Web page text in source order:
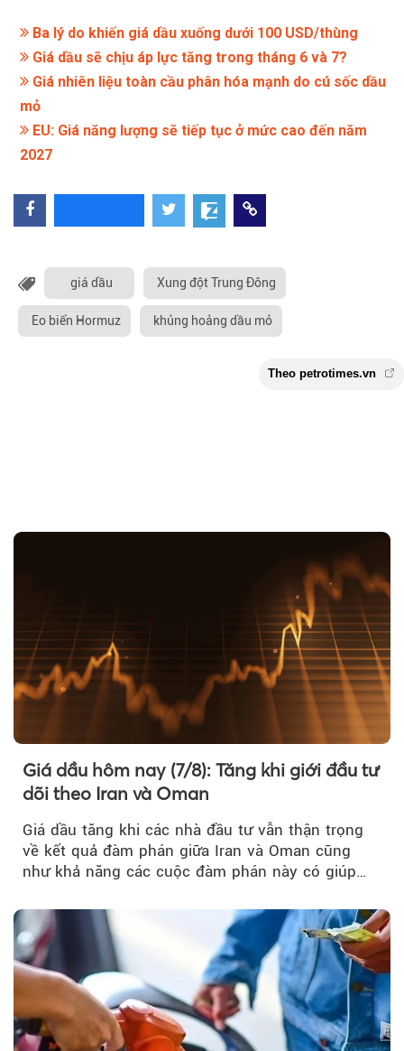
Ba lý do khiến giá dầu xuống dưới 100 USD/thùng
Giá dầu sẽ chịu áp lực tăng trong tháng 6 và 7?
Giá nhiên liệu toàn cầu phân hóa mạnh do cú sốc dầu
mỏ
EU: Giá năng lượng sẽ tiếp tục ở mức cao đến năm
2027
giá dầu Xung đột Trung Đông
Eo biển Hormuz khủng hoảng dầu mỏ
Giá dầu hôm nay (7/8): Tăng khi giới đầu tư
dõi theo Iran và Oman
Giá dầu tăng khi các nhà đầu tư vẫn thận trọng
về kết quả đàm phán giữa Iran và Oman cũng
như khả năng các cuộc đàm phán này có giúp
Hormuz hay không.